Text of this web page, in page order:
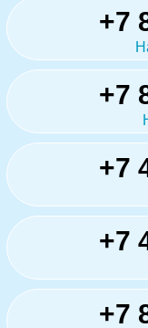
+7
+7
+7
+7
+7